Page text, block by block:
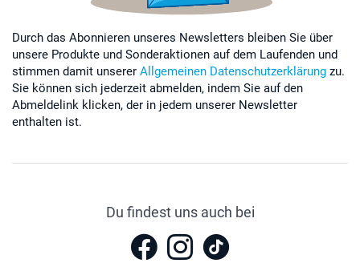
Durch das Abonnieren unseres Newsletters bleiben Sie über
unsere Produkte und Sonderaktionen auf dem Laufenden und
stimmen damit unserer Allgemeinen Datenschutzerklärung zu.
Sie können sich jederzeit abmelden, indem Sie auf den
Abmeldelink klicken, der in jedem unserer Newsletter
enthalten ist.
Du findest uns auch bei